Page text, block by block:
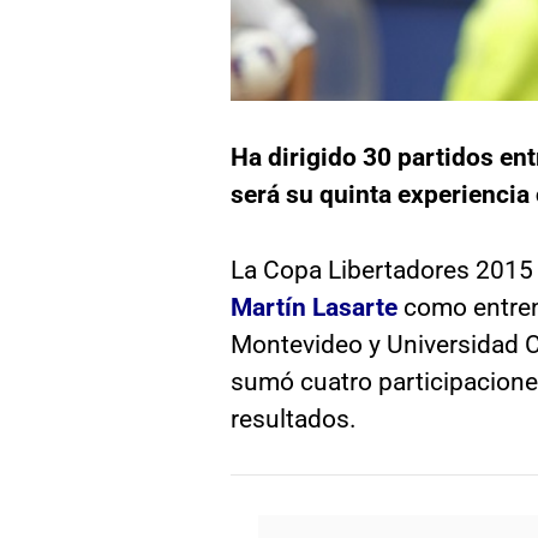
Ha dirigido 30 partidos
será su quinta
La Copa Libertadores
Martín Lasarte como
Montevideo y Universidad
sumó cuatro
resultados.